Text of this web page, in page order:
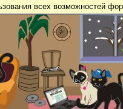
всех возможностей